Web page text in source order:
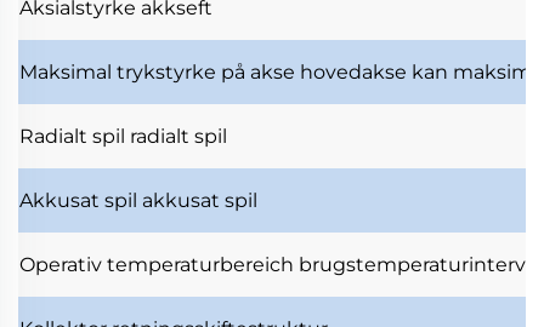
Aksialstyrke akkseft
Maksimal trykstyrke på akse hovedakse kan
Radialt spil radialt spil
Akkusat spil akkusat spil
Operativ temperaturbereich brugstemperaturinterval